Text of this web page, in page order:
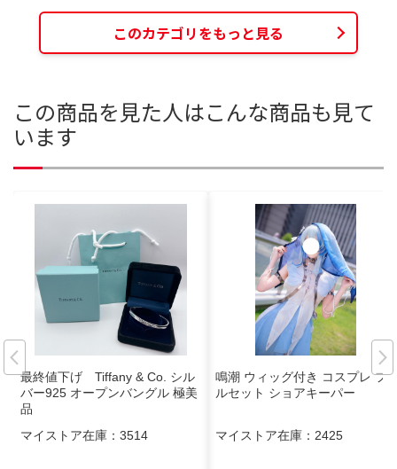
このカテゴリをもっと見る
この商品を見た人はこんな商品も見て
います
最終値下げ Tiffany & Co. シル
バー925 オープンバングル 極美
品
マイストア在庫： 3514
鳴潮 ウィッグ付き コスプレ フ
ルセット ショアキーパー
マイストア在庫： 2425